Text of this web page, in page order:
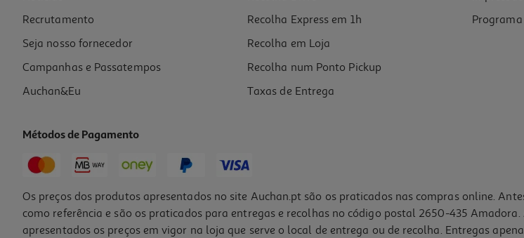
24,95 €
Recrutamento
Seja nosso fornecedor
Campanhas e Passatempos
Auchan&Eu
Recolha Express em 1h
Recolha em Loja
Recolha num Ponto Pickup
Taxas de Entrega
Métodos de Pagamento
Os preços dos produtos apresentados no site Auchan.pt são os praticados nas compras online.
como referência e são os praticados para entregas e recolhas no código postal 2650-435
apresentados os preços em vigor na loja que serve o local de entrega ou de recolha. Entregas